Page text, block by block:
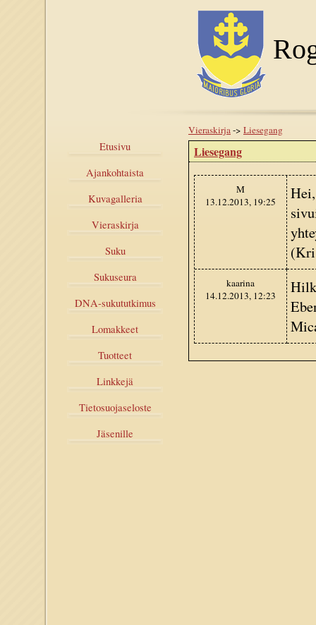
Etusivu
Ajankohtaista
Kuvagalleria
Vieraskirja
Suku
Sukuseura
DNA-sukututkimus
Lomakkeet
Tuotteet
Linkkejä
Tietosuojaseloste
Jäsenille
Vieraskirja-> Liesegang
Liesegang
M
13.12.2013, 19:25
kaarina
14.12.2013, 12:23